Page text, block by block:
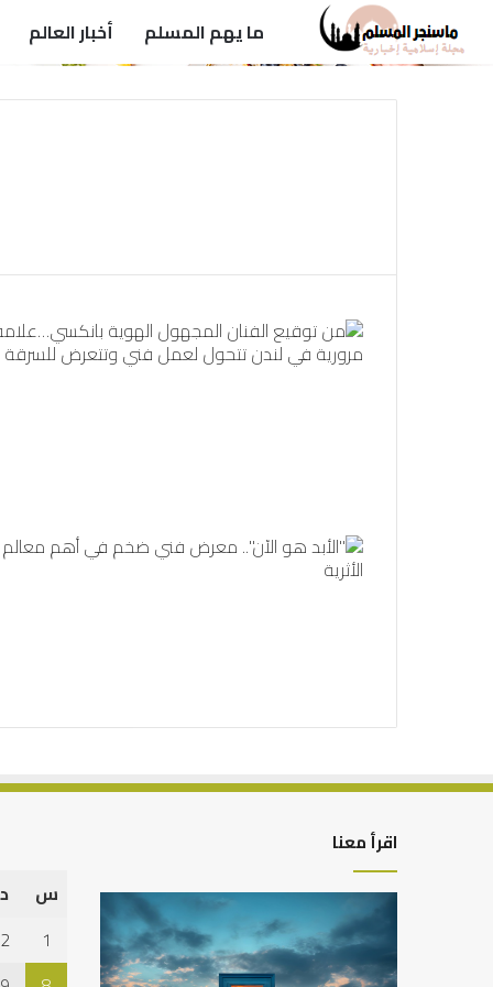
ما يهم المسلم أخبار العالم
اقرأ معنا
التوازن
عمل
الدنيا
كيف
العبادات
شخصية
س
د
1
2